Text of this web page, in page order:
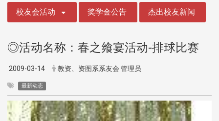
校友会活动 奖学金公告 杰出校友新闻
◎活动名称：春之飨宴活动-排球比赛
2009-03-14 教资、资图系系友会 管理员
最新动态